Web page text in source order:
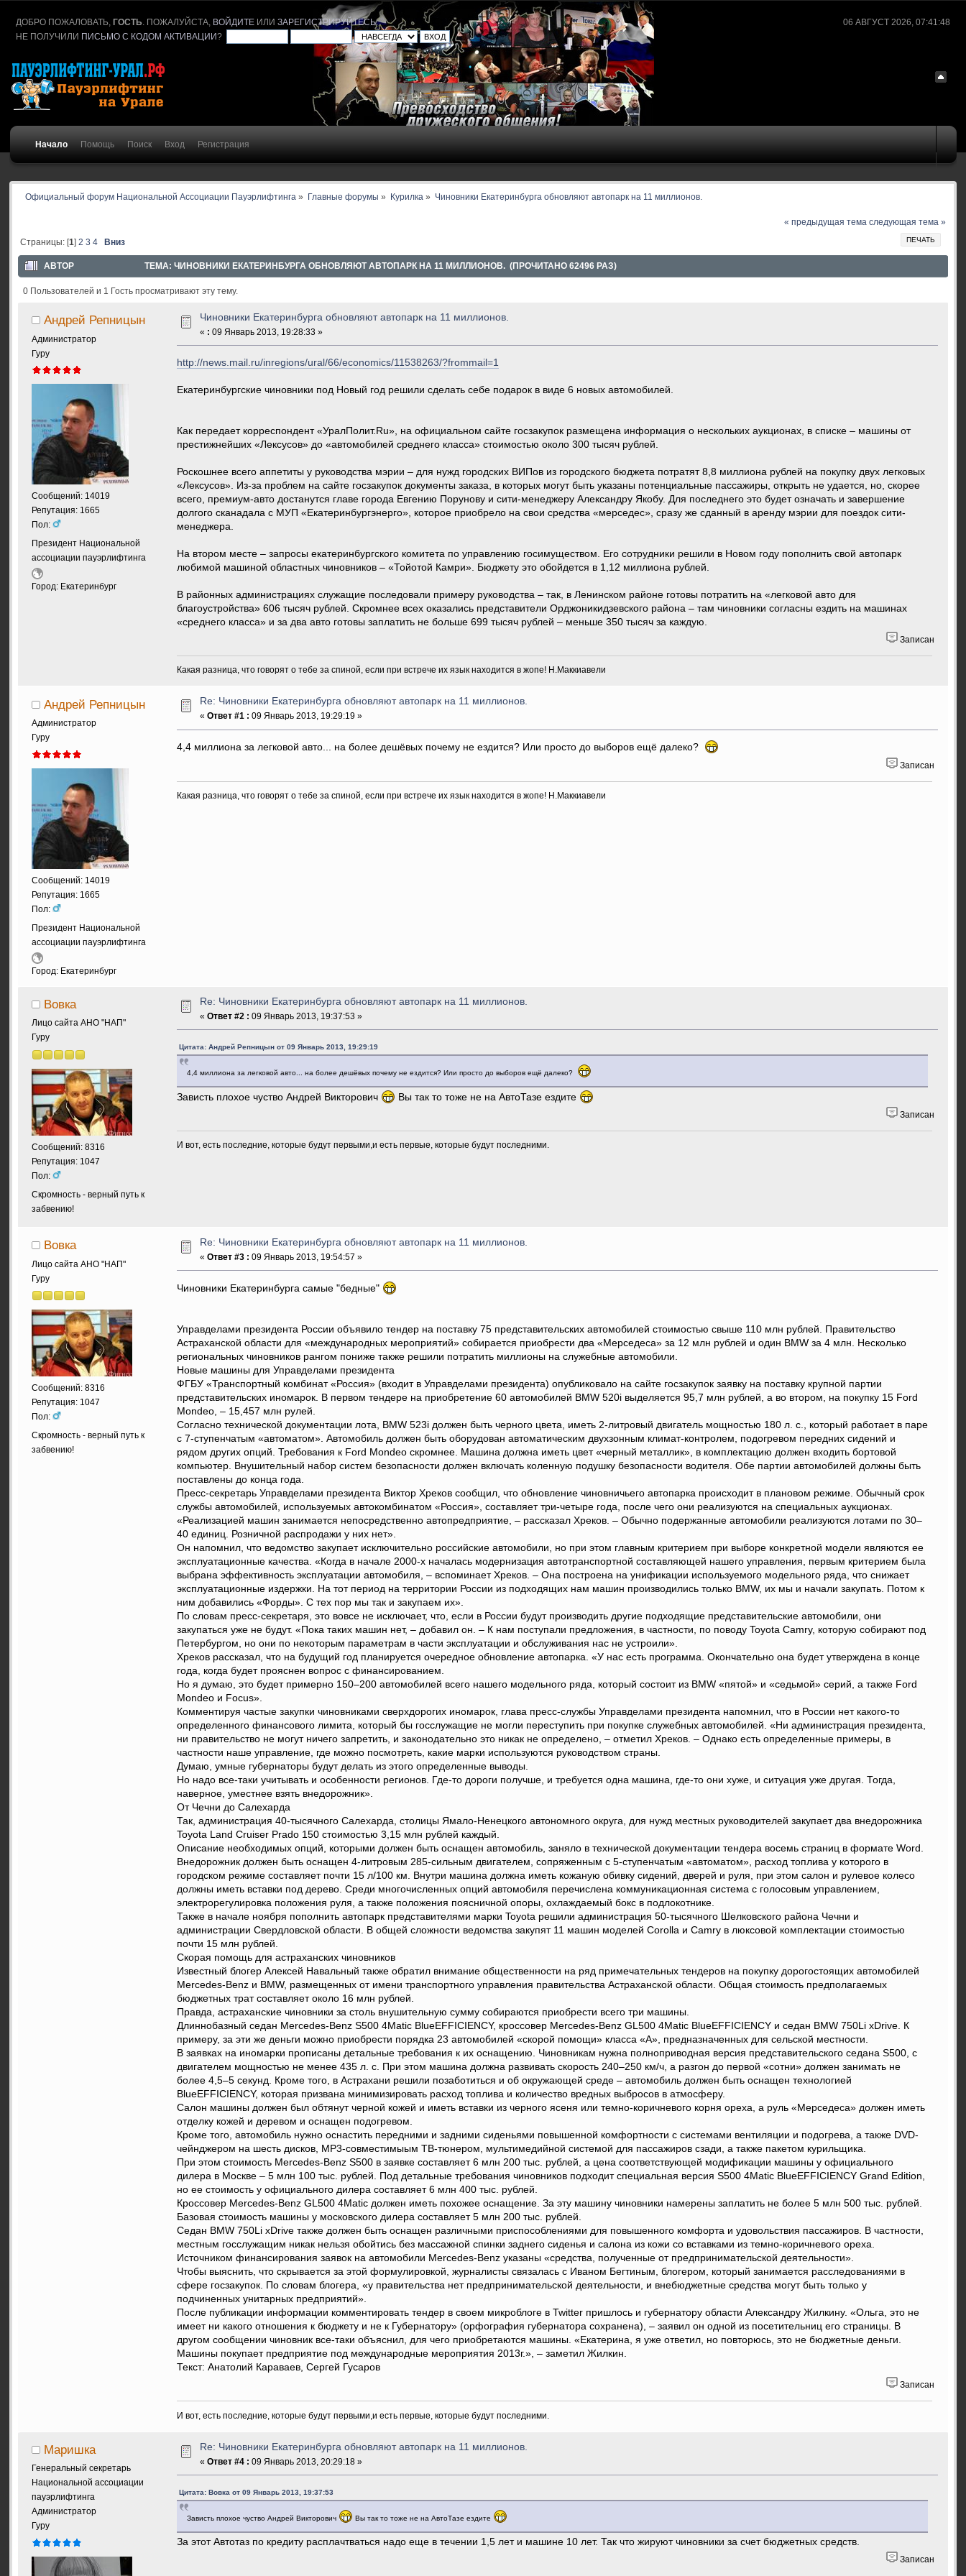
06 АВГУСТ 2026, 07:41:48
ДОБРО ПОЖАЛОВАТЬ, ГОСТЬ. ПОЖАЛУЙСТА, ВОЙДИТЕИЛИ ЗАРЕГИСТРИРУЙТЕСЬ.
НЕ ПОЛУЧИЛИ ПИСЬМО С КОДОМ АКТИВАЦИИ?
Начало Помощь Поиск Вход Регистрация
Официальный форум Национальной Ассоциации Пауэрлифтинга » Главные форумы » Курилка » Чиновники Екатеринбурга обновляют автопарк на 11 миллионов.
« предыдущая тема следующая тема »
ПЕЧАТЬ
Страницы: [1] 2 3 4 Вниз
АВТОР ТЕМА: ЧИНОВНИКИ ЕКАТЕРИНБУРГА ОБНОВЛЯЮТ АВТОПАРК НА 11 МИЛЛИОНОВ. (ПРОЧИТАНО 62496 РАЗ)
0 Пользователей и 1 Гость просматривают эту тему.
Андрей Репницын
Администратор
Гуру
Сообщений: 14019
Репутация: 1665
Пол:
Президент Национальной
ассоциации пауэрлифтинга
Город: Екатеринбург
Чиновники Екатеринбурга обновляют автопарк на 11 миллионов.
« : 09 Январь 2013, 19:28:33 »
http://news.mail.ru/inregions/ural/66/economics/11538263/?frommail=1
Екатеринбургские чиновники под Новый год решили сделать себе подарок в виде 6 новых автомобилей.
Как передает корреспондент «УралПолит.Ru», на официальном сайте госзакупок размещена информация о нескольких аукционах, в списке – машины от
престижнейших «Лексусов» до «автомобилей среднего класса» стоимостью около 300 тысяч рублей.
Роскошнее всего аппетиты у руководства мэрии – для нужд городских ВИПов из городского бюджета потратят 8,8 миллиона рублей на покупку двух легковых
«Лексусов». Из-за проблем на сайте госзакупок документы заказа, в которых могут быть указаны потенциальные пассажиры, открыть не удается, но, скорее
всего, премиум-авто достанутся главе города Евгению Порунову и сити-менеджеру Александру Якобу. Для последнего это будет означать и завершение
долгого сканадала с МУП «Екатеринбургэнерго», которое приобрело на свои средства «мерседес», сразу же сданный в аренду мэрии для поездок сити-
менеджера.
На втором месте – запросы екатеринбургского комитета по управлению госимуществом. Его сотрудники решили в Новом году пополнить свой автопарк
любимой машиной областных чиновников – «Тойотой Камри». Бюджету это обойдется в 1,12 миллиона рублей.
В районных администрациях служащие последовали примеру руководства – так, в Ленинском районе готовы потратить на «легковой авто для
благоустройства» 606 тысяч рублей. Скромнее всех оказались представители Орджоникидзевского района – там чиновники согласны ездить на машинах
«среднего класса» и за два авто готовы заплатить не больше 699 тысяч рублей – меньше 350 тысяч за каждую.
Записан
Какая разница, что говорят о тебе за спиной, если при встрече их язык находится в жопе! Н.Маккиавели
Андрей Репницын
Администратор
Гуру
Сообщений: 14019
Репутация: 1665
Пол:
Президент Национальной
ассоциации пауэрлифтинга
Город: Екатеринбург
Re: Чиновники Екатеринбурга обновляют автопарк на 11 миллионов.
«Ответ #1 : 09 Январь 2013, 19:29:19 »
4,4 миллиона за легковой авто... на более дешёвых почему не ездится? Или просто до выборов ещё далеко?
Записан
Какая разница, что говорят о тебе за спиной, если при встрече их язык находится в жопе! Н.Маккиавели
Вовка
Лицо сайта АНО "НАП"
Гуру
Сообщений: 8316
Репутация: 1047
Пол:
Скромность - верный путь к
забвению!
Re: Чиновники Екатеринбурга обновляют автопарк на 11 миллионов.
«Ответ #2 : 09 Январь 2013, 19:37:53 »
Цитата: Андрей Репницын от 09 Январь 2013, 19:29:19
4,4 миллиона за легковой авто... на более дешёвых почему не ездится? Или просто до выборов ещё далеко?
Зависть плохое чуство Андрей Викторович Вы так то тоже не на АвтоТазе ездите
Записан
И вот, есть последние, которые будут первыми,и есть первые, которые будут последними.
Вовка
Лицо сайта АНО "НАП"
Гуру
Сообщений: 8316
Репутация: 1047
Пол:
Скромность - верный путь к
забвению!
Re: Чиновники Екатеринбурга обновляют автопарк на 11 миллионов.
«Ответ #3 : 09 Январь 2013, 19:54:57 »
Чиновники Екатеринбурга самые "бедные"
Управделами президента России объявило тендер на поставку 75 представительских автомобилей стоимостью свыше 110 млн рублей. Правительство
Астраханской области для «международных мероприятий» собирается приобрести два «Мерседеса» за 12 млн рублей и один BMW за 4 млн. Несколько
региональных чиновников рангом пониже также решили потратить миллионы на служебные автомобили.
Новые машины для Управделами президента
ФГБУ «Транспортный комбинат «Россия» (входит в Управделами президента) опубликовало на сайте госзакупок заявку на поставку крупной партии
представительских иномарок. В первом тендере на приобретение 60 автомобилей BMW 520i выделяется 95,7 млн рублей, а во втором, на покупку 15 Ford
Mondeo, – 15,457 млн рулей.
Согласно технической документации лота, BMW 523i должен быть черного цвета, иметь 2-литровый двигатель мощностью 180 л. с., который работает в паре
с 7-ступенчатым «автоматом». Автомобиль должен быть оборудован автоматическим двухзонным климат-контролем, подогревом передних сидений и
рядом других опций. Требования к Ford Mondeo скромнее. Машина должна иметь цвет «черный металлик», в комплектацию должен входить бортовой
компьютер. Внушительный набор систем безопасности должен включать коленную подушку безопасности водителя. Обе партии автомобилей должны быть
поставлены до конца года.
Пресс-секретарь Управделами президента Виктор Хреков сообщил, что обновление чиновничьего автопарка происходит в плановом режиме. Обычный срок
службы автомобилей, используемых автокомбинатом «Россия», составляет три-четыре года, после чего они реализуются на специальных аукционах.
«Реализацией машин занимается непосредственно автопредприятие, – рассказал Хреков. – Обычно подержанные автомобили реализуются лотами по 30–
40 единиц. Розничной распродажи у них нет».
Он напомнил, что ведомство закупает исключительно российские автомобили, но при этом главным критерием при выборе конкретной модели являются ее
эксплуатационные качества. «Когда в начале 2000-х началась модернизация автотранспортной составляющей нашего управления, первым критерием была
выбрана эффективность эксплуатации автомобиля, – вспоминает Хреков. – Она построена на унификации используемого модельного ряда, что снижает
эксплуатационные издержки. На тот период на территории России из подходящих нам машин производились только BMW, их мы и начали закупать. Потом к
ним добавились «Форды». С тех пор мы так и закупаем их».
По словам пресс-секретаря, это вовсе не исключает, что, если в России будут производить другие подходящие представительские автомобили, они
закупаться уже не будут. «Пока таких машин нет, – добавил он. – К нам поступали предложения, в частности, по поводу Toyota Camry, которую собирают под
Петербургом, но они по некоторым параметрам в части эксплуатации и обслуживания нас не устроили».
Хреков рассказал, что на будущий год планируется очередное обновление автопарка. «У нас есть программа. Окончательно она будет утверждена в конце
года, когда будет прояснен вопрос с финансированием.
Но я думаю, это будет примерно 150–200 автомобилей всего нашего модельного ряда, который состоит из BMW «пятой» и «седьмой» серий, а также Ford
Mondeo и Focus».
Комментируя частые закупки чиновниками сверхдорогих иномарок, глава пресс-службы Управделами президента напомнил, что в России нет какого-то
определенного финансового лимита, который бы госслужащие не могли переступить при покупке служебных автомобилей. «Ни администрация президента,
ни правительство не могут ничего запретить, и законодательно это никак не определено, – отметил Хреков. – Однако есть определенные примеры, в
частности наше управление, где можно посмотреть, какие марки используются руководством страны.
Думаю, умные губернаторы будут делать из этого определенные выводы.
Но надо все-таки учитывать и особенности регионов. Где-то дороги получше, и требуется одна машина, где-то они хуже, и ситуация уже другая. Тогда,
наверное, уместнее взять внедорожник».
От Чечни до Салехарда
Так, администрация 40-тысячного Салехарда, столицы Ямало-Ненецкого автономного округа, для нужд местных руководителей закупает два внедорожника
Toyota Land Cruiser Prado 150 стоимостью 3,15 млн рублей каждый.
Описание необходимых опций, которыми должен быть оснащен автомобиль, заняло в технической документации тендера восемь страниц в формате Word.
Внедорожник должен быть оснащен 4-литровым 285-сильным двигателем, сопряженным с 5-ступенчатым «автоматом», расход топлива у которого в
городском режиме составляет почти 15 л/100 км. Внутри машина должна иметь кожаную обивку сидений, дверей и руля, при этом салон и рулевое колесо
должны иметь вставки под дерево. Среди многочисленных опций автомобиля перечислена коммуникационная система с голосовым управлением,
электрорегулировка положения руля, а также положения поясничной опоры, охлаждаемый бокс в подлокотнике.
Также в начале ноября пополнить автопарк представителями марки Toyota решили администрация 50-тысячного Шелковского района Чечни и
администрации Свердловской области. В общей сложности ведомства закупят 11 машин моделей Corolla и Camry в люксовой комплектации стоимостью
почти 15 млн рублей.
Скорая помощь для астраханских чиновников
Известный блогер Алексей Навальный также обратил внимание общественности на ряд примечательных тендеров на покупку дорогостоящих автомобилей
Mercedes-Benz и BMW, размещенных от имени транспортного управления правительства Астраханской области. Общая стоимость предполагаемых
бюджетных трат составляет около 16 млн рублей.
Правда, астраханские чиновники за столь внушительную сумму собираются приобрести всего три машины.
Длиннобазный седан Mercedes-Benz S500 4Matic BlueEFFICIENCY, кроссовер Mercedes-Benz GL500 4Matic BlueEFFICIENCY и седан BMW 750Li xDrive. К
примеру, за эти же деньги можно приобрести порядка 23 автомобилей «скорой помощи» класса «А», предназначенных для сельской местности.
В заявках на иномарки прописаны детальные требования к их оснащению. Чиновникам нужна полноприводная версия представительского седана S500, с
двигателем мощностью не менее 435 л. с. При этом машина должна развивать скорость 240–250 км/ч, а разгон до первой «сотни» должен занимать не
более 4,5–5 секунд. Кроме того, в Астрахани решили позаботиться и об окружающей среде – автомобиль должен быть оснащен технологией
BlueEFFICIENCY, которая призвана минимизировать расход топлива и количество вредных выбросов в атмосферу.
Салон машины должен был обтянут черной кожей и иметь вставки из черного ясеня или темно-коричневого корня ореха, а руль «Мерседеса» должен иметь
отделку кожей и деревом и оснащен подогревом.
Кроме того, автомобиль нужно оснастить передними и задними сиденьями повышенной комфортности с системами вентиляции и подогрева, а также DVD-
чейнджером на шесть дисков, МР3-совместимыым ТВ-тюнером, мультимедийной системой для пассажиров сзади, а также пакетом курильщика.
При этом стоимость Mercedes-Benz S500 в заявке составляет 6 млн 200 тыс. рублей, а цена соответствующей модификации машины у официального
дилера в Москве – 5 млн 100 тыс. рублей. Под детальные требования чиновников подходит специальная версия S500 4Matic BlueEFFICIENCY Grand Edition,
но ее стоимость у официального дилера составляет 6 млн 400 тыс. рублей.
Кроссовер Mercedes-Benz GL500 4Matic должен иметь похожее оснащение. За эту машину чиновники намерены заплатить не более 5 млн 500 тыс. рублей.
Базовая стоимость машины у московского дилера составляет 5 млн 200 тыс. рублей.
Седан BMW 750Li xDrive также должен быть оснащен различными приспособлениями для повышенного комфорта и удовольствия пассажиров. В частности,
местным госслужащим никак нельзя обойтись без массажной спинки заднего сиденья и салона из кожи со вставками из темно-коричневого ореха.
Источником финансирования заявок на автомобили Mercedes-Benz указаны «средства, полученные от предпринимательской деятельности».
Чтобы выяснить, что скрывается за этой формулировкой, журналисты связалась с Иваном Бегтиным, блогером, который занимается расследованиями в
сфере госзакупок. По словам блогера, «у правительства нет предпринимательской деятельности, и внебюджетные средства могут быть только у
подчиненных унитарных предприятий».
После публикации информации комментировать тендер в своем микроблоге в Twitter пришлось и губернатору области Александру Жилкину. «Ольга, это не
имеет ни какого отношения к бюджету и не к Губернатору» (орфография губернатора сохранена), – заявил он одной из посетительниц его страницы. В
другом сообщении чиновник все-таки объяснил, для чего приобретаются машины. «Екатерина, я уже ответил, но повторюсь, это не бюджетные деньги.
Машины покупает предприятие под международные мероприятия 2013г.», – заметил Жилкин.
Текст: Анатолий Караваев, Сергей Гусаров
Записан
И вот, есть последние, которые будут первыми,и есть первые, которые будут последними.
Маришка
Генеральный секретарь
Национальной ассоциации
пауэрлифтинга
Администратор
Гуру
Re: Чиновники Екатеринбурга обновляют автопарк на 11 миллионов.
«Ответ #4 : 09 Январь 2013, 20:29:18 »
Цитата: Вовка от 09 Январь 2013, 19:37:53
Зависть плохое чуство Андрей Викторович Вы так то тоже не на АвтоТазе ездите
За этот Автотаз по кредиту расплачтваться надо еще в течении 1,5 лет и машине 10 лет. Так что жируют чиновники за счет бюджетных средств.
Записан